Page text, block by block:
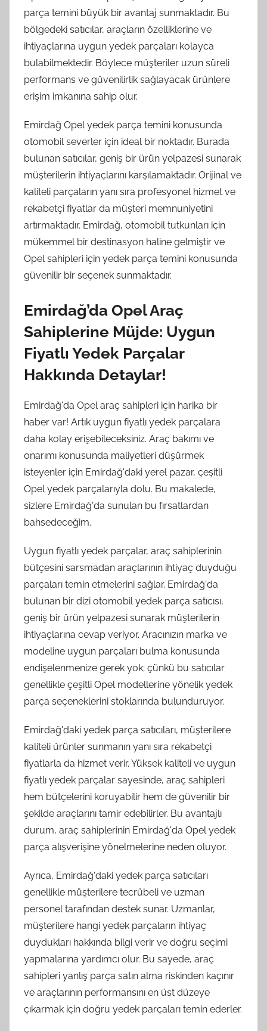
parça temini büyük bir avantaj sunmaktadır. Bu
bölgedeki satıcılar, araçların özelliklerine ve
ihtiyaçlarına uygun yedek parçaları kolayca
bulabilmektedir. Böylece müşteriler uzun süreli
performans ve güvenilirlik sağlayacak ürünlere
erişim imkanına sahip olur.
Emirdağ Opel yedek parça temini konusunda
otomobil severler için ideal bir noktadır. Burada
bulunan satıcılar, geniş bir ürün yelpazesi sunarak
müşterilerin ihtiyaçlarını karşılamaktadır. Orijinal ve
kaliteli parçaların yanı sıra profesyonel hizmet ve
rekabetçi fiyatlar da müşteri memnuniyetini
artırmaktadır. Emirdağ, otomobil tutkunları için
mükemmel bir destinasyon haline gelmiştir ve
Opel sahipleri için yedek parça temini konusunda
güvenilir bir seçenek sunmaktadır.
Emirdağ’da Opel Araç
Sahiplerine Müjde: Uygun
Fiyatlı Yedek Parçalar
Hakkında Detaylar!
Emirdağ'da Opel araç sahipleri için harika bir
haber var! Artık uygun fiyatlı yedek parçalara
daha kolay erişebileceksiniz. Araç bakımı ve
onarımı konusunda maliyetleri düşürmek
isteyenler için Emirdağ'daki yerel pazar, çeşitli
Opel yedek parçalarıyla dolu. Bu makalede,
sizlere Emirdağ'da sunulan bu fırsatlardan
bahsedeceğim.
Uygun fiyatlı yedek parçalar, araç sahiplerinin
bütçesini sarsmadan araçlarının ihtiyaç duyduğu
parçaları temin etmelerini sağlar. Emirdağ'da
bulunan bir dizi otomobil yedek parça satıcısı,
geniş bir ürün yelpazesi sunarak müşterilerin
ihtiyaçlarına cevap veriyor. Aracınızın marka ve
modeline uygun parçaları bulma konusunda
endişelenmenize gerek yok; çünkü bu satıcılar
genellikle çeşitli Opel modellerine yönelik yedek
parça seçeneklerini stoklarında bulunduruyor.
Emirdağ'daki yedek parça satıcıları, müşterilere
kaliteli ürünler sunmanın yanı sıra rekabetçi
fiyatlarla da hizmet verir. Yüksek kaliteli ve uygun
fiyatlı yedek parçalar sayesinde, araç sahipleri
hem bütçelerini koruyabilir hem de güvenilir bir
şekilde araçlarını tamir edebilirler. Bu avantajlı
durum, araç sahiplerinin Emirdağ'da Opel yedek
parça alışverişine yönelmelerine neden oluyor.
Ayrıca, Emirdağ'daki yedek parça satıcıları
genellikle müşterilere tecrübeli ve uzman
personel tarafından destek sunar. Uzmanlar,
müşterilere hangi yedek parçaların ihtiyaç
duydukları hakkında bilgi verir ve doğru seçimi
yapmalarına yardımcı olur. Bu sayede, araç
sahipleri yanlış parça satın alma riskinden kaçınır
ve araçlarının performansını en üst düzeye
çıkarmak için doğru yedek parçaları temin ederler.